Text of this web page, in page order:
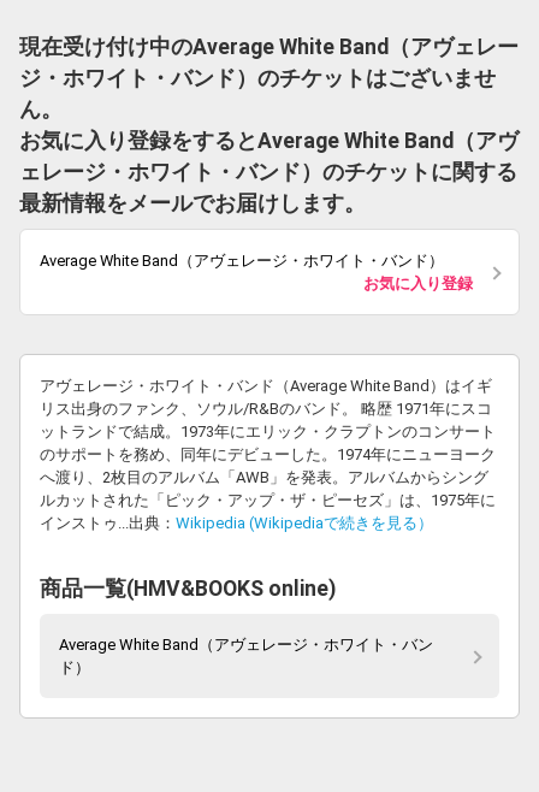
現在受け付け中のAverage White Band（アヴェレー
ジ・ホワイト・バンド）のチケットはございませ
ん。
お気に入り登録をするとAverage White Band（アヴ
ェレージ・ホワイト・バンド）のチケットに関する
最新情報をメールでお届けします。
Average White Band（アヴェレージ・ホワイト・バンド）
お気に入り登録
アヴェレージ・ホワイト・バンド（Average White Band）はイギ
リス出身のファンク、ソウル/R&Bのバンド。 略歴 1971年にスコ
ットランドで結成。1973年にエリック・クラプトンのコンサート
のサポートを務め、同年にデビューした。1974年にニューヨーク
へ渡り、2枚目のアルバム「AWB」を発表。アルバムからシング
ルカットされた「ピック・アップ・ザ・ピーセズ」は、1975年に
インストゥ...出典： Wikipedia (Wikipediaで続きを見る）
商品一覧(HMV&BOOKS online)
Average White Band（アヴェレージ・ホワイト・バン
ド）